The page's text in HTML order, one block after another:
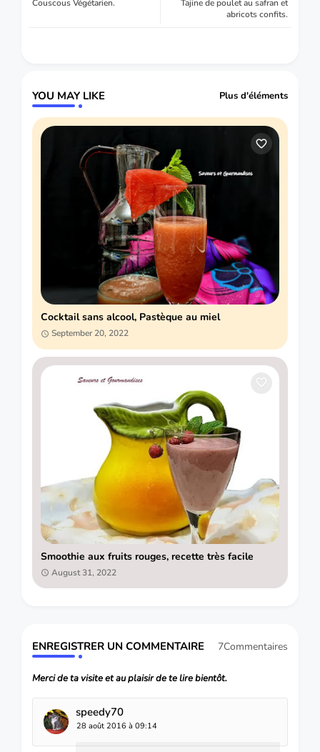
Tajine de poulet au safran et
abricots confits.
Couscous Végétarien.
YOU MAY LIKE Plus d'éléments
Cocktail sans alcool, Pastèque au miel
September 20, 2022
Smoothie aux fruits rouges, recette très facile
August 31, 2022
ENREGISTRER UN COMMENTAIRE 7Commentaires
Merci de ta visite et au plaisir de te lire bientôt.
speedy70
28 août 2016 à 09:14